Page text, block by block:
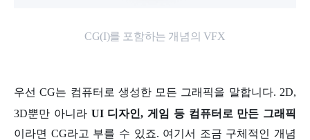
CG(I)를 포함하는 개념의 VFX
우선 CG는 컴퓨터로 생성한 모든 그래픽을 말합니다. 2D,
3D뿐만 아니라 UI 디자인, 게임 등 컴퓨터로 만든 그래픽
이라면 CG라고 부를 수 있죠. 여기서 조금 구체적인 개념